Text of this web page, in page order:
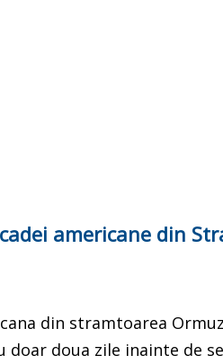
americane din
din stramtoarea
doua zile inainte de